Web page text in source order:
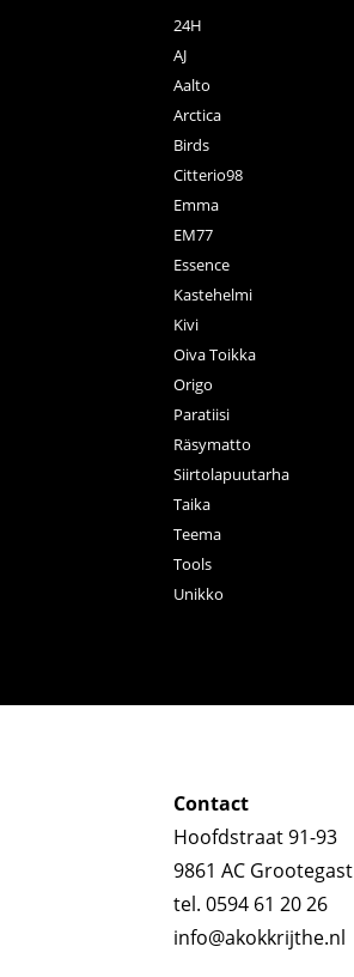
24H
AJ
Aalto
Arctica
Birds
Citterio98
Emma
EM77
Essence
Kastehelmi
Kivi
Oiva Toikka
Origo
Paratiisi
Räsymatto
Siirtolapuutarha
Taika
Teema
Tools
Unikko
Contact
Hoofdstraat 91-93
9861 AC Grootegast
tel. 0594 61 20 26
info@akokkrijthe.nl